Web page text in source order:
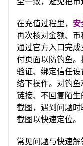
在充值过程里， 安
再次核对金额、
通过官方入口完
付页面以防钓鱼
验证、绑定信任
络下操作。对钓
链接、不回复陌
截图，遇到问题
截图以快速定位。
常见问题与快速